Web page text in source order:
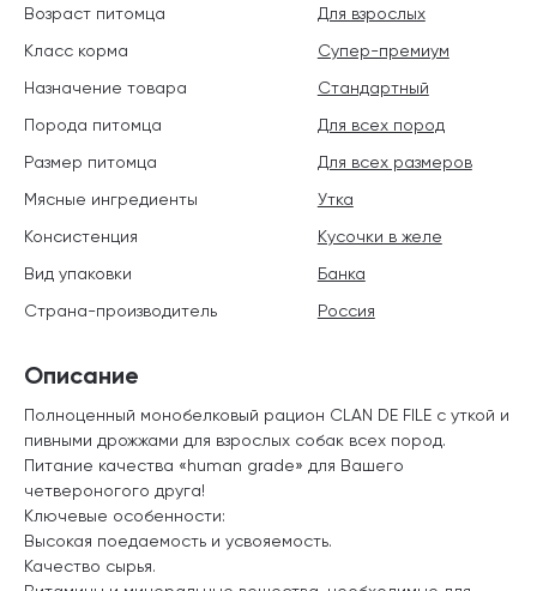
Описание
Полноценный монобелковый рацион CLAN DE FILE с уткой и
пивными дрожжами для взрослых собак всех пород.
Питание качества «human grade» для Вашего
четвероногого друга!
Ключевые особенности:
Высокая поедаемость и усвояемость.
Качество сырья.
Возраст питомца
Для взрослых
Класс корма
Супер-премиум
Назначение товара
Стандартный
Порода питомца
Для всех пород
Размер питомца
Для всех размеров
Мясные ингредиенты
Утка
Консистенция
Кусочки в желе
Вид упаковки
Банка
Страна-производитель
Россия